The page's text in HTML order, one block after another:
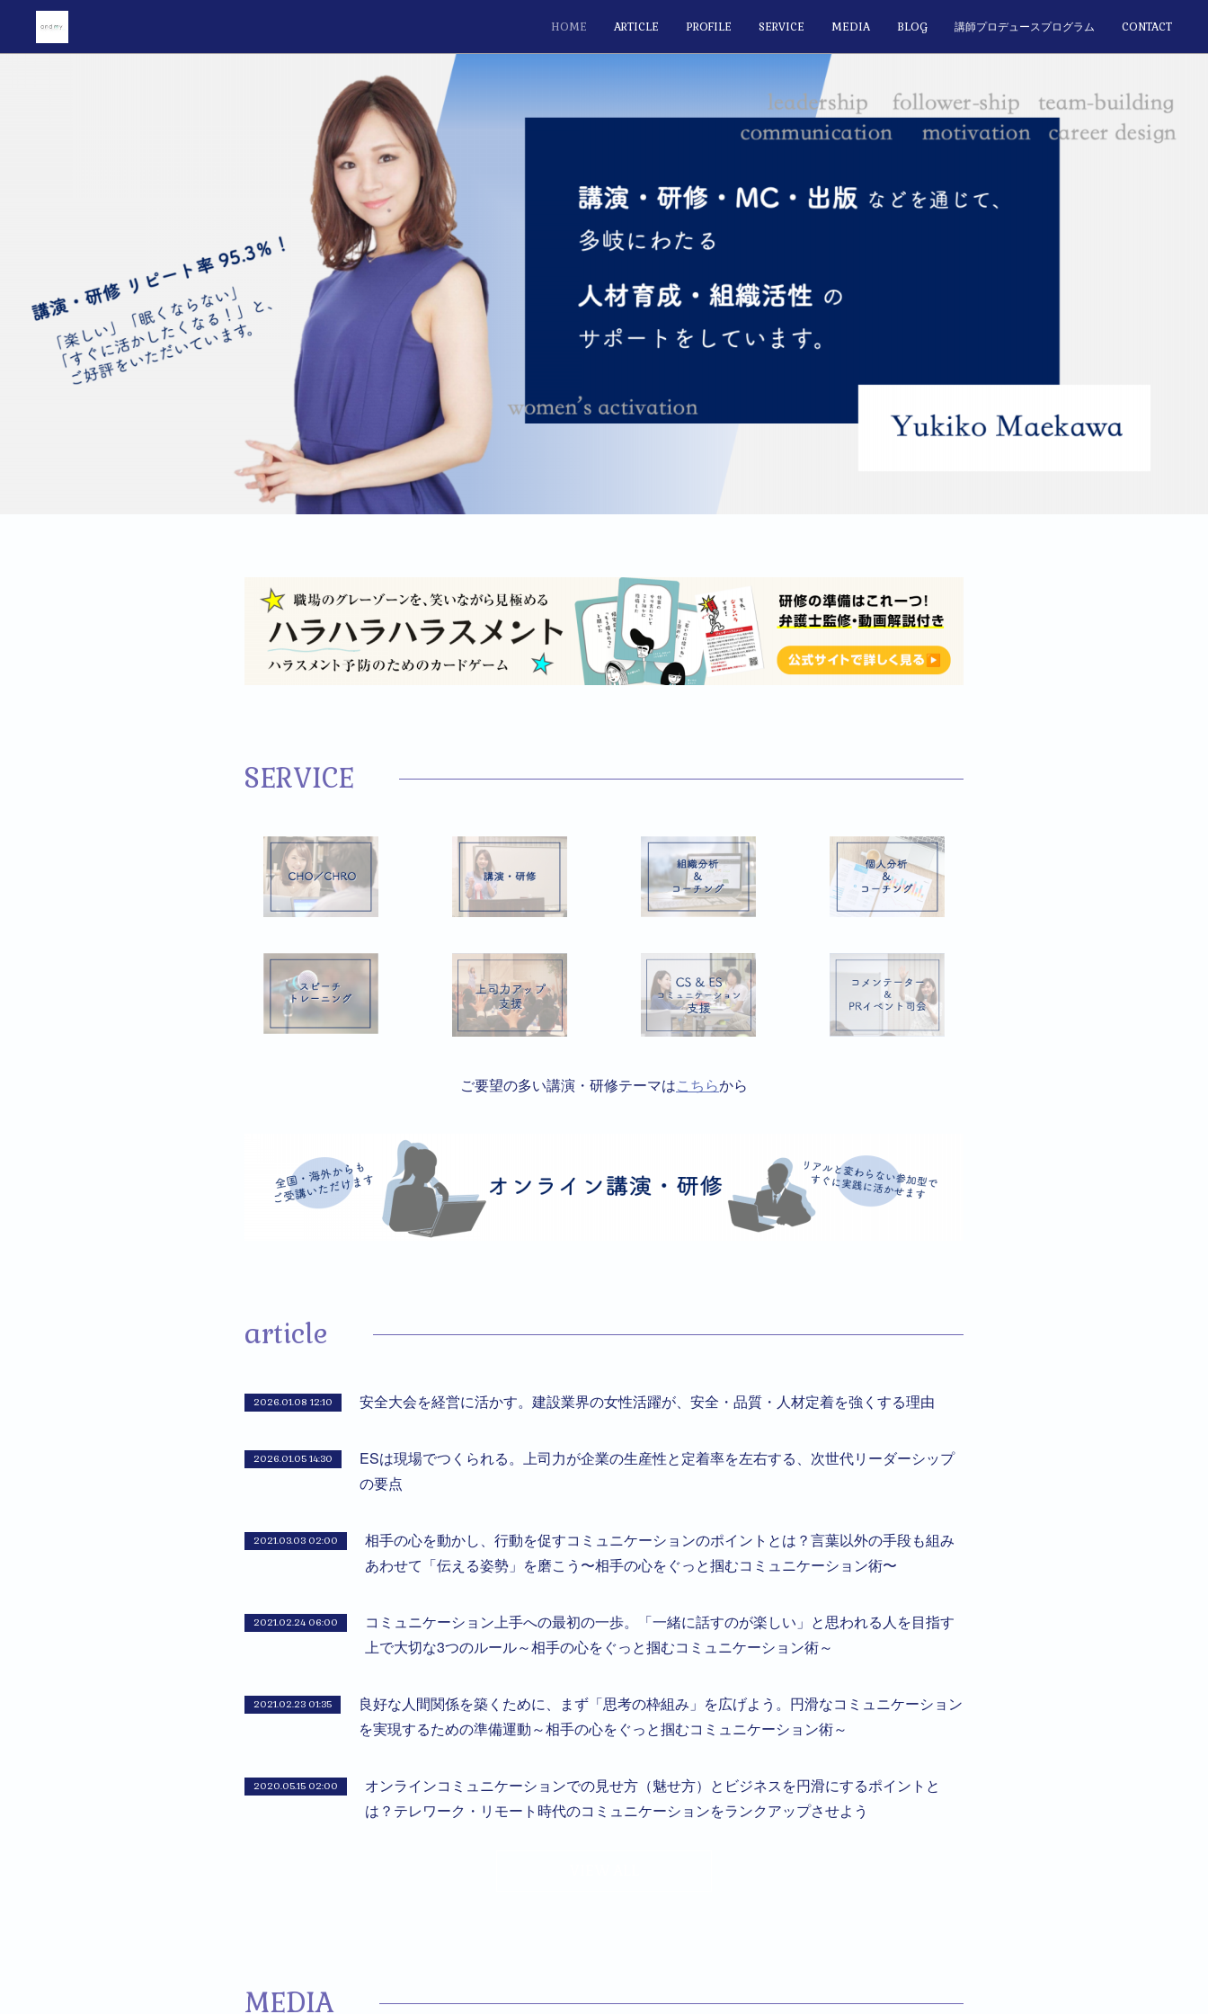
HOME ARTICLE PROFILE SERVICE MEDIA BLOG 講師プロデュースプログラム CONTACT
SERVICE
ご要望の多い講演・研修テーマはこちらから
article
2026.01.08 12:10 安全大会を経営に活かす。建設業界の女性活躍が、安全・品質・人材定着を強くする理由
2026.01.05 14:30
ESは現場でつくられる。上司力が企業の生産性と定着率を左右する、次世代リーダーシップ
の要点
2021.03.03 02:00
相手の心を動かし、行動を促すコミュニケーションのポイントとは？言葉以外の手段も組み
あわせて「伝える姿勢」を磨こう〜相手の心をぐっと掴むコミュニケーション術〜
2021.02.24 06:00
コミュニケーション上手への最初の一歩。「一緒に話すのが楽しい」と思われる人を目指す
上で大切な3つのルール～相手の心をぐっと掴むコミュニケーション術～
2021.02.23 01:35
良好な人間関係を築くために、まず「思考の枠組み」を広げよう。円滑なコミュニケーション
を実現するための準備運動～相手の心をぐっと掴むコミュニケーション術～
2020.05.15 02:00
オンラインコミュニケーションでの見せ方（魅せ方）とビジネスを円滑にするポイントと
は？テレワーク・リモート時代のコミュニケーションをランクアップさせよう
MEDIA